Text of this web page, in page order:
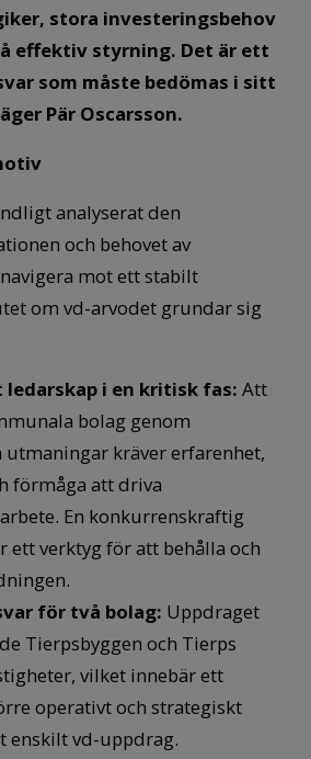
stora investeringsbehov
effektiv styrning. Det är ett
som måste bedömas i sitt
Pär Oscarsson.
analyserat den
och behovet av
mot ett stabilt
om vd-arvodet grundar sig
i en kritisk fas: Att
bolag genom
utmaningar kräver erfarenhet,
förmåga att driva
En konkurrenskraftig
ett verktyg för att behålla och
för två bolag: Uppdraget
Tierpsbyggen och Tierps
vilket innebär ett
operativt och strategiskt
enskilt vd-uppdrag.